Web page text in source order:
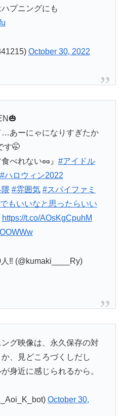
プニングにも
October 30, 2022
あーにゃになりすぎたか
す🤭
べれない🥜』 #アイドル
#ハロウィン2022
隈 #雰囲気 #スパイファミ
もいいなと思ったらいい
https://t.co/AOsKgCpuhM
‼️ (@kumaki____Ry)
グ映像は、永久保存の対
、見どころづくしだし
身近に感じられるから。
October 30,